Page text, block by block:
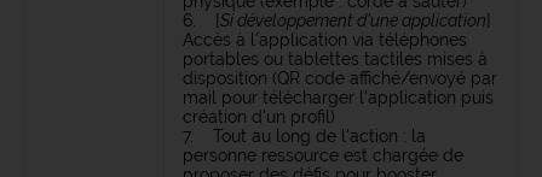
6. [Si développement d'une application
Accès à l'application via téléphones
portables ou tablettes tactiles mises à
disposition (QR code affiché/envoyé par
mail pour télécharger l'application puis
création d'un profil)
7. Tout au long de l'action : la
personne ressource est chargée de